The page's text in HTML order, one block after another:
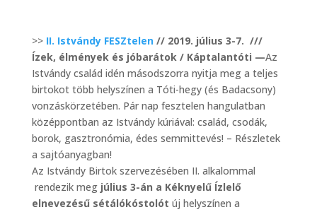
>> II. Istvándy FESZtelen// 2019. július 3-7. ///
Ízek, élmények és jóbarátok / Káptalantóti —Az
Istvándy család idén másodszorra nyitja meg a teljes
birtokot több helyszínen a Tóti-hegy (és Badacsony)
vonzáskörzetében. Pár nap fesztelen hangulatban
középpontban az Istvándy kúriával: család, csodák,
borok, gasztronómia, édes semmittevés! – Részletek
a sajtóanyagban!
Az Istvándy Birtok szervezésében II. alkalommal
rendezik meg július 3-án a Kéknyelű Ízlelő
elnevezésű sétálókóstolót új helyszínen a